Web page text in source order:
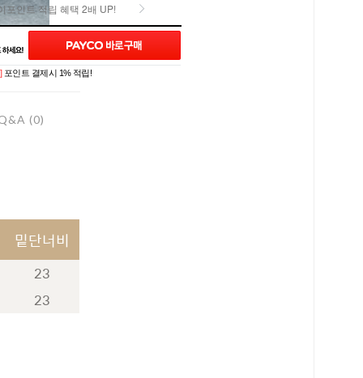
포인트 적립 혜택 2배 UP!
포인트 적립 혜택 2배 UP!
포인트 결제시 1% 적립!
(0)
밑단너비
23
23